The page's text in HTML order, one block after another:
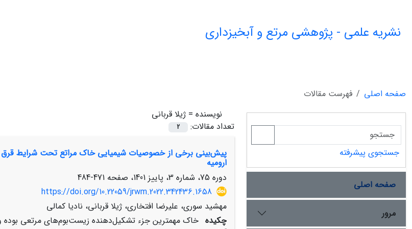
نشریه علمی - پژوهشی مرتع و آبخیزداری
صفحه اصلی
فهرست مقالات
نویسنده = ژیلا قربانی
تعداد مقالات:
2
پیش‌بینی برخی از خصوصیات شیمیایی خاک مراتع تحت شرایط قرق
ارومیه
دوره 75، شماره 3، پاییز 1401، صفحه
471-484
https://doi.org/10.22059/jrwm.2022.342436.1658
مهشید سوری، علیرضا افتخاری، ژیلا قربانی، نادیا کمالی
چکیده خاک مهمترین جزء تشکیل‌دهنده زیست‌بوم‌های مرتعی
جستجوی پیشرفته
صفحه اصلی
مرور